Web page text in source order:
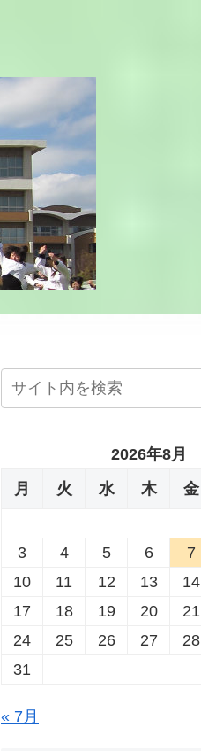
2026年8月
月
火 水 木 金
3
4 5 6 7
10
11 12 13 14
17
18 19 20 21
24
25 26 27 28
31
« 7月